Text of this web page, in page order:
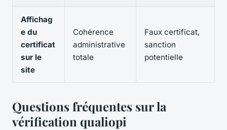
Affichag
e du
certificat
sur le
site
Cohérence
administrative
totale
Faux certificat,
sanction
potentielle
Questions fréquentes sur la
vérification qualiopi